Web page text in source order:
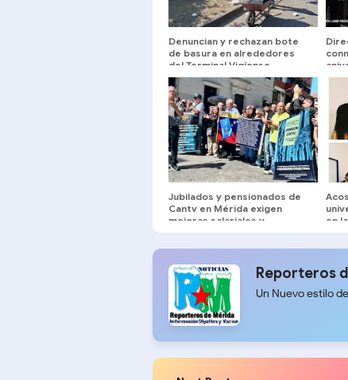
Denuncian y rechazan bote
de basura en alrededores
del Terminal Vigíense
y
Jubilados y pensionados de
Cantv en Mérida exigen
mejoras salariales y
en
Reporteros
Un Nuevo estilo